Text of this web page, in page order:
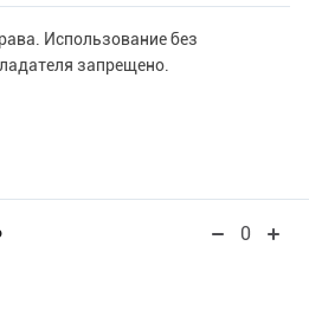
Использование без
запрещено.
0